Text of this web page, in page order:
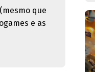
que
e as